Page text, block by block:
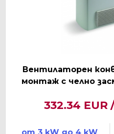
Вентилаторен
монтаж с челно
332.34 EUR